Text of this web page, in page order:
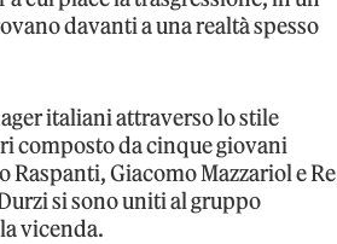
davanti a una realtà spesso
italiani attraverso lo stile
composto da cinque giovani
Giacomo Mazzariol e Re
si sono uniti al gruppo
vicenda.